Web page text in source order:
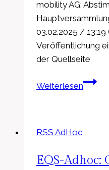
mobility AG:
03.02.2025 /
Veröffentlichung
der Quellseite
WeiterlesenEQS-
RSS AdHoc
EQS-Adhoc: